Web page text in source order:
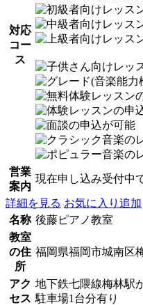
対応
コー
ス
営業
案内
現在申し込み受付中
詳細を見る お気に入り追加
名称 後藤ピアノ教室
教室
の住
所
福岡県福岡市城南区
アク
セス
地下鉄七隈線梅林駅
駐車場1台分有り